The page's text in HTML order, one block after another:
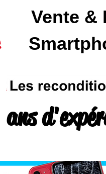
Vente &
ans